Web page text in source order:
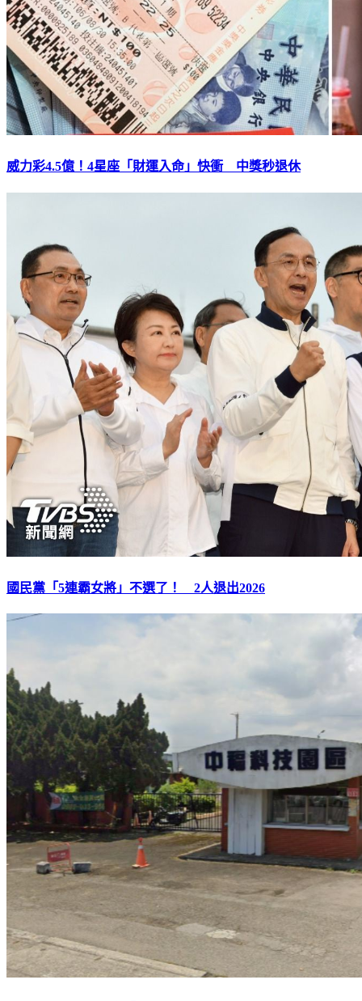
威力彩4.5億！4星座「財運入命」快衝 中獎秒退休
國民黨「5連霸女將」不選了！ 2人退出2026